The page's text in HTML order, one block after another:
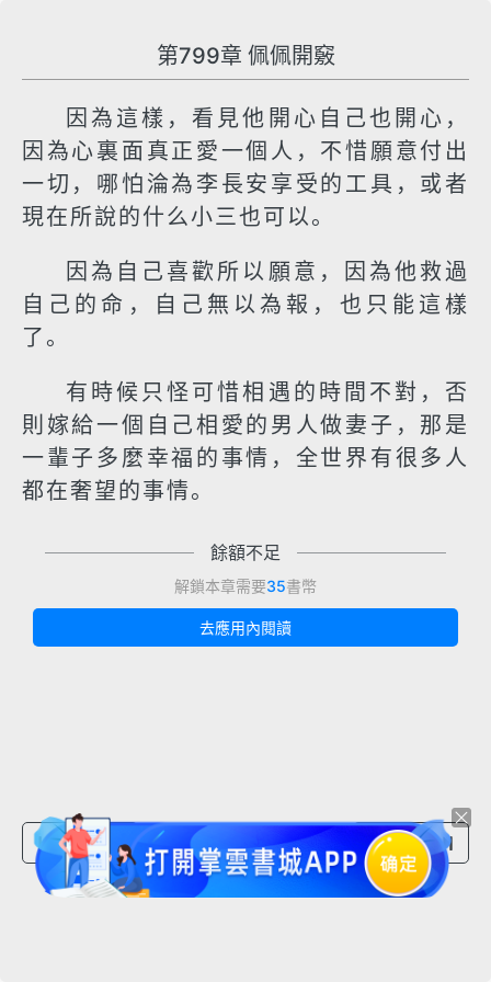
第799章 佩佩開竅
因為這樣，看見他開心自己也開心，
因為心裏面真正愛一個人，不惜願意付出
一切，哪怕淪為李長安享受的工具，或者
現在所說的什么小三也可以。
因為自己喜歡所以願意，因為他救過
自己的命，自己無以為報，也只能這樣
了。
有時候只怪可惜相遇的時間不對，否
則嫁給一個自己相愛的男人做妻子，那是
一輩子多麼幸福的事情，全世界有很多人
都在奢望的事情。
餘額不足
解鎖本章需要35書幣
去應用內閱讀
上一章節 下一章節